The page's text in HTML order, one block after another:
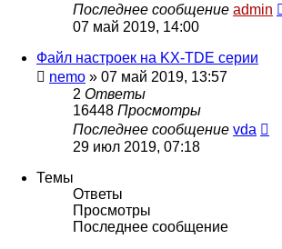
Последнее сообщение admin
07 май 2019, 14:00
Файл настроек на KX-TDE серии
nemo » 07 май 2019, 13:57
2 Ответы
16448 Просмотры
Последнее сообщение vda
29 июл 2019, 07:18
Темы
Ответы
Просмотры
Последнее сообщение